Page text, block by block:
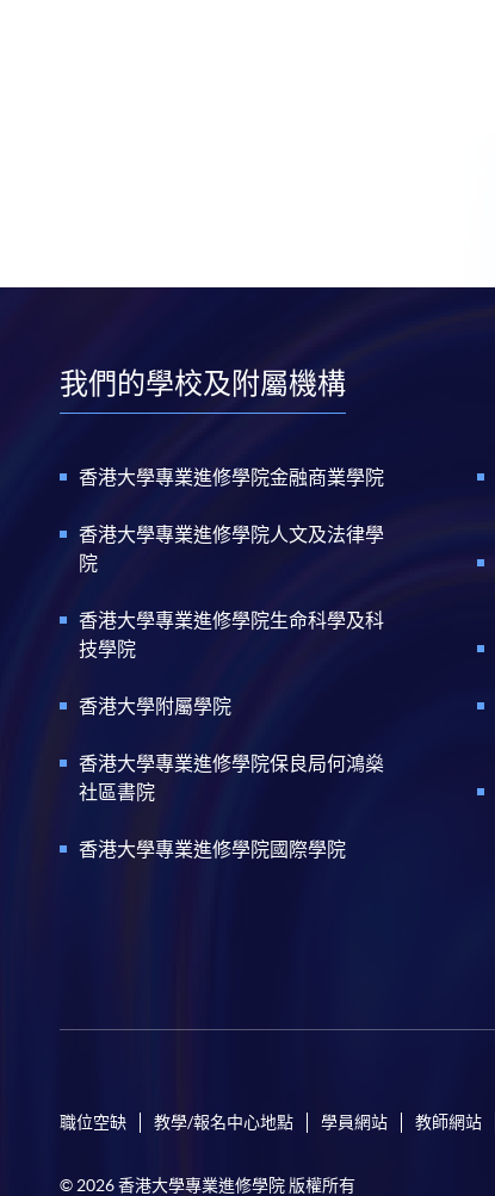
我們的學校及附屬機構
香港大學專業進修學院金融商業學院
香港大學專業進修學院人文及法律學
院
香港大學專業進修學院生命科學及科
技學院
香港大學附屬學院
香港大學專業進修學院保良局何鴻燊
社區書院
香港大學專業進修學院國際學院
職位空缺 教學/報名中心地點 學員網站 教師網站
© 2026 香港大學專業進修學院 版權所有